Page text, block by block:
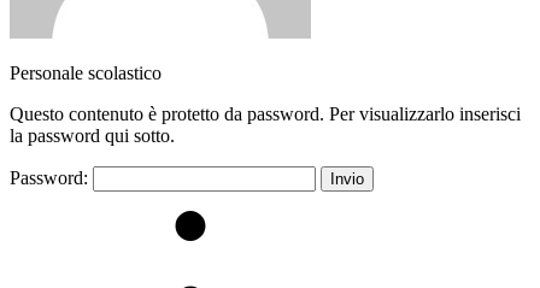
Personale scolastico
Questo contenuto è protetto da password. Per visualizzarlo inserisci
la password qui sotto.
Password: